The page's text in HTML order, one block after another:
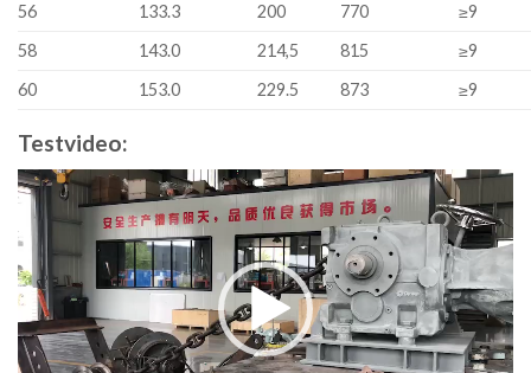
56
133.3 200 770
≥9
58
143.0 214,5 815
≥9
60
153.0 229.5 873 ≥9
Testvideo:
Video
Player